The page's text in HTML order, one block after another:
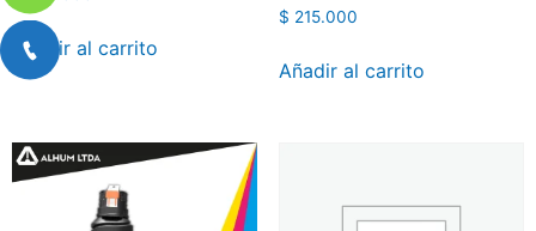
Añadir al carrito
$ 215.000
Añadir al carrito